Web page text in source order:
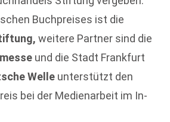
Buchpreises ist die
weitere Partner sind die
und die Stadt Frankfurt
Welle unterstützt den
bei der Medienarbeit im In-